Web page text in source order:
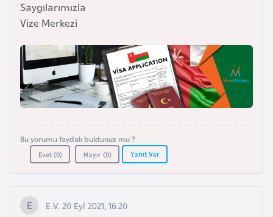
Saygılarımızla
Vize Merkezi
Bu yorumu faydalı buldunuz mu ?
Evet (0) Hayır (0) Yanıt Ver
E.V. 20 Eyl 2021, 16:20
r
s
e
k
B
l
g
r
s